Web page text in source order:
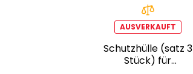
AUSVERKAUFT
Schutzhülle (satz 3
Stück) für